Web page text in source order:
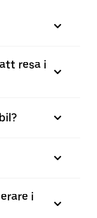
resa i
i